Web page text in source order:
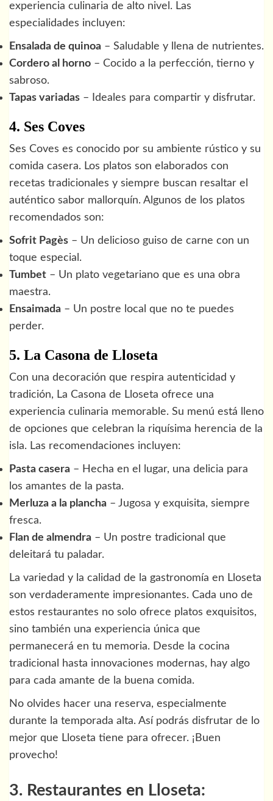
experiencia culinaria de alto nivel. Las
especialidades incluyen:
Ensalada de quinoa – Saludable y llena de nutrientes.
Cordero al horno – Cocido a la perfección, tierno y
sabroso.
Tapas variadas – Ideales para compartir y disfrutar.
4. Ses Coves
Ses Coves es conocido por su ambiente rústico y su
comida casera. Los platos son elaborados con
recetas tradicionales y siempre buscan resaltar el
auténtico sabor mallorquín. Algunos de los platos
recomendados son:
Sofrit Pagès – Un delicioso guiso de carne con un
toque especial.
Tumbet – Un plato vegetariano que es una obra
maestra.
Ensaimada – Un postre local que no te puedes
perder.
5. La Casona de Lloseta
Con una decoración que respira autenticidad y
tradición, La Casona de Lloseta ofrece una
experiencia culinaria memorable. Su menú está lleno
de opciones que celebran la riquísima herencia de la
isla. Las recomendaciones incluyen:
Pasta casera – Hecha en el lugar, una delicia para
los amantes de la pasta.
Merluza a la plancha – Jugosa y exquisita, siempre
fresca.
Flan de almendra – Un postre tradicional que
deleitará tu paladar.
La variedad y la calidad de la gastronomía en Lloseta
son verdaderamente impresionantes. Cada uno de
estos restaurantes no solo ofrece platos exquisitos,
sino también una experiencia única que
permanecerá en tu memoria. Desde la cocina
tradicional hasta innovaciones modernas, hay algo
para cada amante de la buena comida.
No olvides hacer una reserva, especialmente
durante la temporada alta. Así podrás disfrutar de lo
mejor que Lloseta tiene para ofrecer. ¡Buen
provecho!
3. Restaurantes en Lloseta: